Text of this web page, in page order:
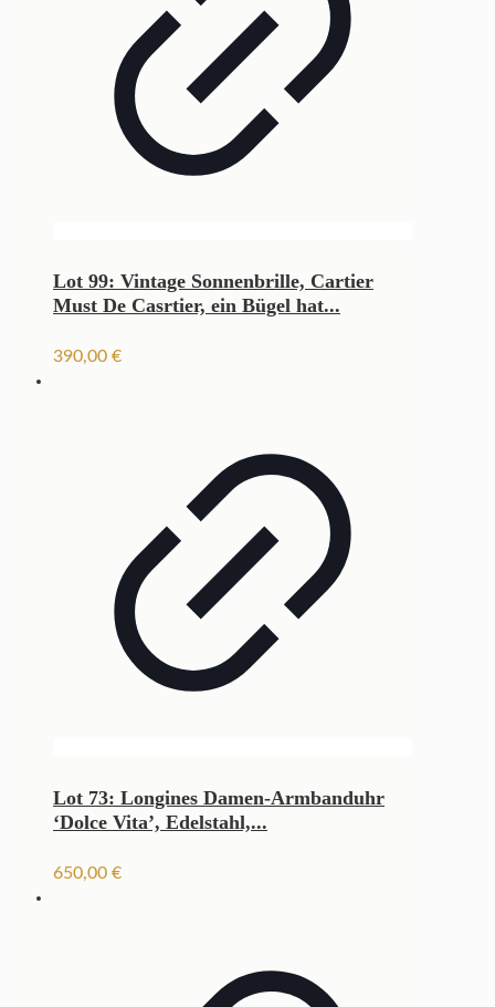
Lot 99: Vintage Sonnenbrille, Cartier
Must De Casrtier, ein Bügel hat...
390,00 €
Lot 73: Longines Damen-Armbanduhr
‘Dolce Vita’, Edelstahl,...
650,00 €